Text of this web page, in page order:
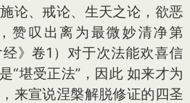
论、戒论、生天之论，欲恶
赞叹出离为最微妙清净第
》卷1）对于次法能欢喜信
“堪受正法”，因此 如来才为
来宣说涅槃解脱修证的四圣